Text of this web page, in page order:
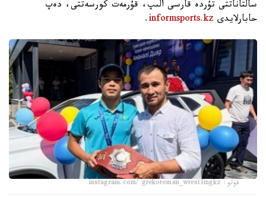
سالتاناتتى تۇردە قارسى الىپ، قۇرمەت كورسەتتى، دەپ
حابارلايدى informsports.kz
.
فوتو: instagram.com/ grekoroman_wrestlingkz